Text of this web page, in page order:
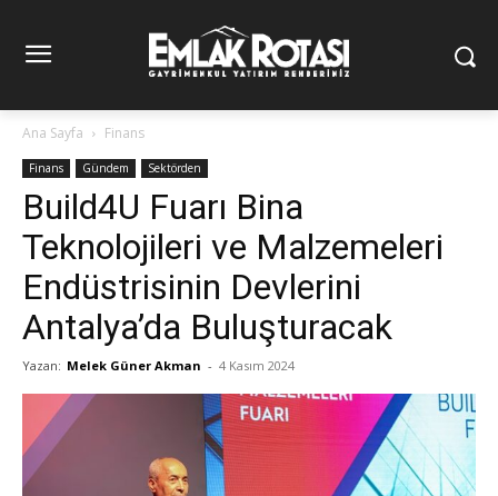
Ana Sayfa Finans
Finans Gündem Sektörden
Build4U Fuarı Bina
Teknolojileri ve Malzemeleri
Endüstrisinin Devlerini
Antalya’da Buluşturacak
Yazan: Melek Güner Akman - 4 Kasım 2024